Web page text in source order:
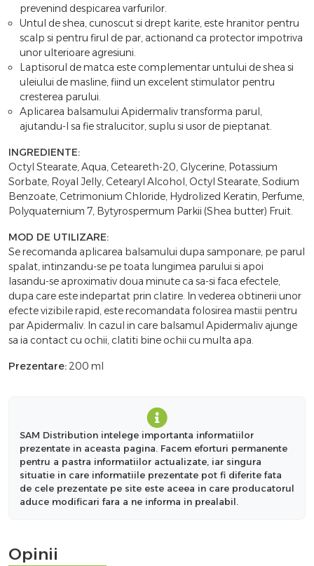
prevenind despicarea varfurilor.
Untul de shea, cunoscut si drept karite, este hranitor pentru
scalp si pentru firul de par, actionand ca protector impotriva
unor ulterioare agresiuni.
Laptisorul de matca este complementar untului de shea si
uleiului de masline, fiind un excelent stimulator pentru
cresterea parului.
Aplicarea balsamului Apidermaliv transforma parul,
ajutandu-l sa fie stralucitor, suplu si usor de pieptanat.
INGREDIENTE:
Octyl Stearate, Aqua, Ceteareth-20, Glycerine, Potassium
Sorbate, Royal Jelly, Cetearyl Alcohol, Octyl Stearate, Sodium
Benzoate, Cetrimonium Chloride, Hydrolized Keratin, Perfume,
Polyquaternium 7, Bytyrospermum Parkii (Shea butter) Fruit.
MOD DE UTILIZARE:
Se recomanda aplicarea balsamului dupa samponare, pe parul
spalat, intinzandu-se pe toata lungimea parului si apoi
lasandu-se aproximativ doua minute ca sa-si faca efectele,
dupa care este indepartat prin clatire. In vederea obtinerii unor
efecte vizibile rapid, este recomandata folosirea mastii pentru
par Apidermaliv. In cazul in care balsamul Apidermaliv ajunge
sa ia contact cu ochii, clatiti bine ochii cu multa apa.
Prezentare: 200 ml
SAM Distribution intelege importanta informatiilor
prezentate in aceasta pagina. Facem eforturi permanente
pentru a pastra informatiilor actualizate, iar singura
situatie in care informatiile prezentate pot fi diferite fata
de cele prezentate pe site este aceea in care producatorul
aduce modificari fara a ne informa in prealabil.
Opinii